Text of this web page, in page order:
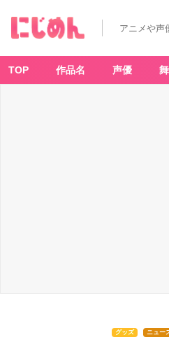
アニメや声
TOP 作品名 声優
グッズ ニュー